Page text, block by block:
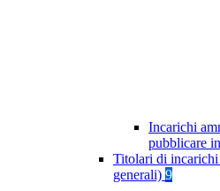
Incarichi
pubblicare
Titolari di
generali) 9